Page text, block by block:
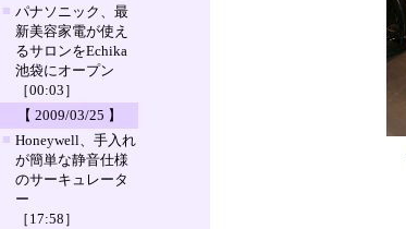
■ パナソニック、最
新美容家電が使え
るサロンをEchika
池袋にオープン
［00:03］
【 2009/03/25 】
■ Honeywell、手入れ
が簡単な静音仕様
のサーキュレータ
ー
［17:58］